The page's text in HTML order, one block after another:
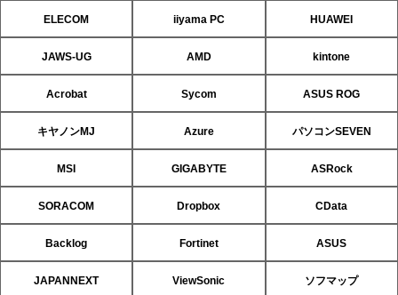
ELECOM iiyama PC HUAWEI
JAWS-UG AMD kintone
Acrobat Sycom ASUS ROG
キヤノンMJ Azure パソコンSEVEN
MSI GIGABYTE ASRock
SORACOM Dropbox CData
Backlog Fortinet ASUS
JAPANNEXT ViewSonic ソフマップ